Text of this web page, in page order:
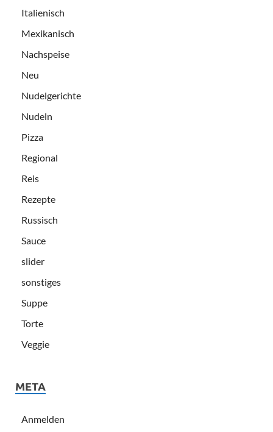
Italienisch
Mexikanisch
Nachspeise
Neu
Nudelgerichte
Nudeln
Pizza
Regional
Reis
Rezepte
Russisch
Sauce
slider
sonstiges
Suppe
Torte
Veggie
META
Anmelden